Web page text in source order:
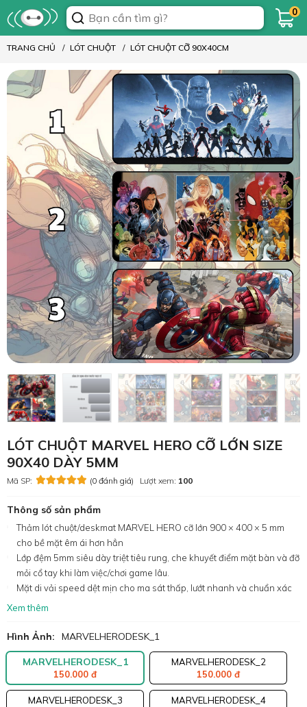
0
TRANG CHỦ LÓT CHUỘT LÓT CHUỘT CỠ 90X40CM
LÓT CHUỘT MARVEL HERO CỠ LỚN SIZE
90X40 DÀY 5MM
Mã SP: (0 đánh giá) Lượt xem: 100
Thông số sản phẩm
Thảm lót chuột/deskmat MARVEL HERO cỡ lớn 900 × 400 × 5 mm
cho bề mặt êm ái hơn hẳn
Lớp đệm 5mm siêu dày triệt tiêu rung, che khuyết điểm mặt bàn và đỡ
mỏi cổ tay khi làm việc/chơi game lâu.
Mặt di vải speed dệt mịn cho ma sát thấp, lướt nhanh và chuẩn xác
Xem thêm
Hình Ảnh: MARVELHERODESK_1
MARVELHERODESK_1
150.000 đ
MARVELHERODESK_2
150.000 đ
MARVELHERODESK_3
MARVELHERODESK_4